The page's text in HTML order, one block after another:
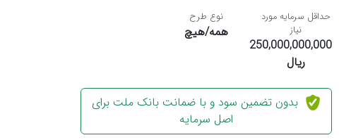
حداقل سرمایه مورد
نیاز
250,000,000,000
ریال
نوع طرح
همه/هیچ
بدون تضمین سود و با ضمانت بانک‌ ملت برای
اصل سرمایه